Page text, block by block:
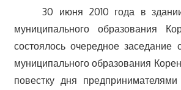
30 июня 2010 года в здании
муниципального образования
состоялось очередное заседание
муниципального образования
повестку дня